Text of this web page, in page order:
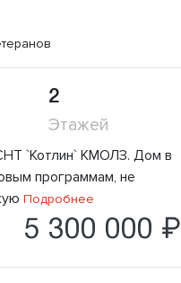
2
Этажей
`Котлин` КМОЛЗ. Дом в
прогpaммaм, нe
Подробнее
5 300 000 ₽